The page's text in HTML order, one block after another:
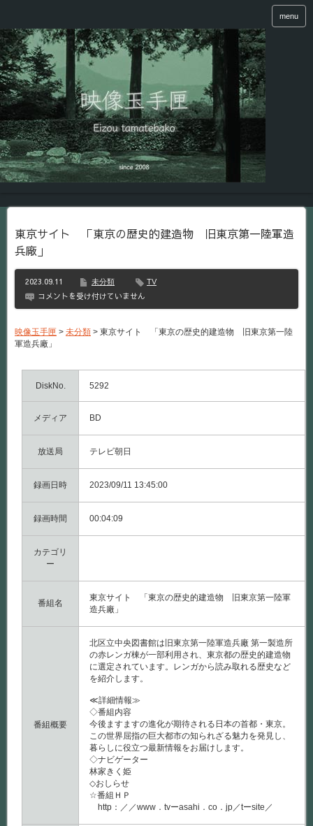
menu
東京サイト 「東京の歴史的建造物 旧東京第一陸軍造
兵廠」
2023.09.11 未分類 TV
東
京
イ
ト
「東
の
歴
建
旧
第
軍
廠」
コメントを受け付けていません
映像玉手匣 > 未分類 > 東京サイト 「東京の歴史的建造物 旧東京第一陸
軍造兵廠」
DiskNo. 5292
メディア BD
放送局 テレビ朝日
録画日時 2023/09/11 13:45:00
録画時間 00:04:09
カテゴリ
ー
番組名
東京サイト 「東京の歴史的建造物 旧東京第一陸軍
造兵廠」
番組概要
北区立中央図書館は旧東京第一陸軍造兵廠 第一製造所
の赤レンガ棟が一部利用され、東京都の歴史的建造物
に選定されています。レンガから読み取れる歴史など
を紹介します。
≪詳細情報≫
◇番組内容
今後ますますの進化が期待される日本の首都・東京。
この世界屈指の巨大都市の知られざる魅力を発見し、
暮らしに役立つ最新情報をお届けします。
◇ナビゲーター
林家きく姫
◇おしらせ
☆番組ＨＰ
http：／／www．tvーasahi．co．jp／tーsite／